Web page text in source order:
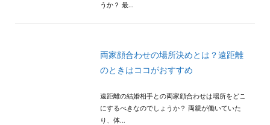
うか？ 最...
両家顔合わせの場所決めとは？遠距離
のときはココがおすすめ
遠距離の結婚相手との両家顔合わせは場所をどこ
にするべきなのでしょうか？ 両親が働いていた
り、体...